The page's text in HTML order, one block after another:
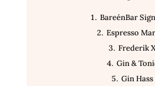
BareénBar
Espresso
Frederik
Gin &
Gin Hass